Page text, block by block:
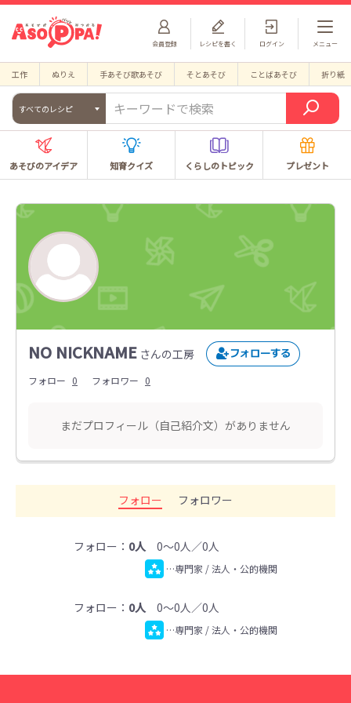
会員登録 ログイン
レシピを書く メニュー
工作 ぬりえ 手あそび歌あそび そとあそび ことばあそび 折り紙
すべてのレシピ
あそびのアイデア 知育クイズ くらしのトピック プレゼント
NO NICKNAME さんの工房
フォロー 0 フォロワー 0
まだプロフィール（自己紹介文）がありません
フォロー フォロワー
フォロー： 0人0～0人／0人
…専門家 / 法人・公的機関
フォロー： 0人0～0人／0人
…専門家 / 法人・公的機関